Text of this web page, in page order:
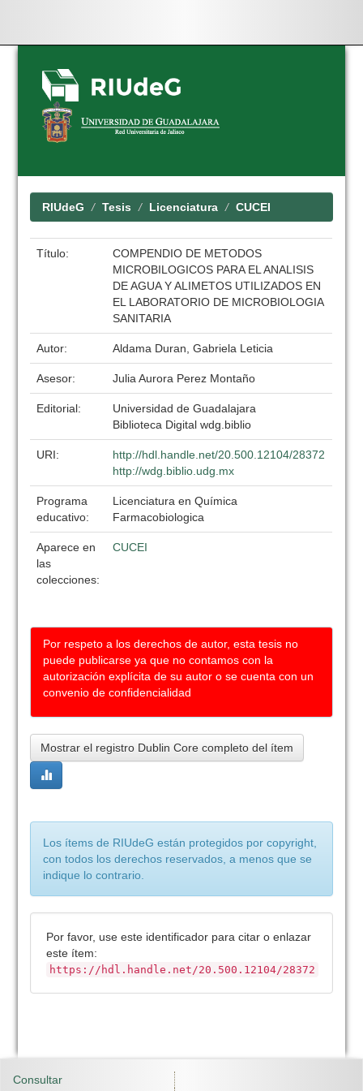
Skip
navigation
RIUdeG Tesis Licenciatura CUCEI
Título:
COMPENDIO DE METODOS
MICROBILOGICOS PARA EL ANALISIS
DE AGUA Y ALIMETOS UTILIZADOS EN
EL LABORATORIO DE MICROBIOLOGIA
SANITARIA
Autor: Aldama Duran, Gabriela Leticia
Asesor: Julia Aurora Perez Montaño
Editorial:
Universidad de Guadalajara
Biblioteca Digital wdg.biblio
URI:
http://hdl.handle.net/20.500.12104/28372
http://wdg.biblio.udg.mx
Programa
educativo:
Licenciatura en Química
Farmacobiologica
Aparece en
las
colecciones:
CUCEI
Por respeto a los derechos de autor, esta tesis no
puede publicarse ya que no contamos con la
autorización explícita de su autor o se cuenta con un
convenio de confidencialidad
Mostrar el registro Dublin Core completo del ítem
Los ítems de RIUdeG están protegidos por copyright,
con todos los derechos reservados, a menos que se
indique lo contrario.
Por favor, use este identificador para citar o enlazar
este ítem:
https://hdl.handle.net/20.500.12104/28372
Consultar